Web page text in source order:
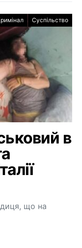
Суспільство
в
що на